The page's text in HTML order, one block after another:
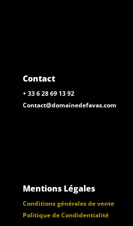
Contact
+ 33 6 28 69 13 92
Contact@domainedefavas.com
Mentions Légales
Conditions générales de vente
Politique de Condidentialité